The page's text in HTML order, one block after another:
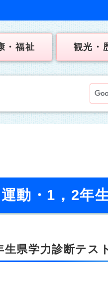
・福祉 観光・
動・1，2年
生県学力診断テス